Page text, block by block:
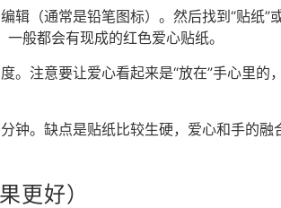
（通常是铅笔图标）。然后找到“贴纸”
般都会有现成的红色爱心贴纸。
。注意要让爱心看起来是“放在”手心里的
钟。缺点是贴纸比较生硬，爱心和手的融
更好）